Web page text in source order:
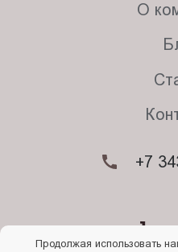
О
+7
Продолжая использовать